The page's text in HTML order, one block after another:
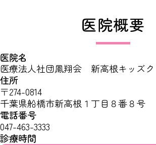
医院概要
医院名
医療法人社団鳳翔会 新高根キッズク
住所
〒274-0814
千葉県船橋市新高根１丁目８番８号
電話番号
047-463-3333
診療時間